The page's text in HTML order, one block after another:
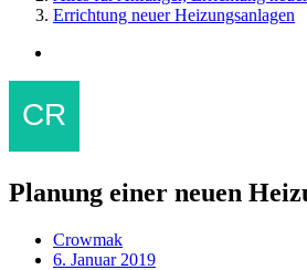
Errichtung neuer Heizungsanlagen
Planung einer neuen
Crowmak
6. Januar 2019